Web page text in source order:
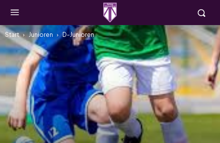
Start Junioren D-Junioren